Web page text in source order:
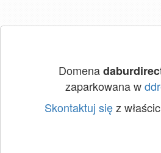
Domena
zaparkowana w
Skontaktuj sięz